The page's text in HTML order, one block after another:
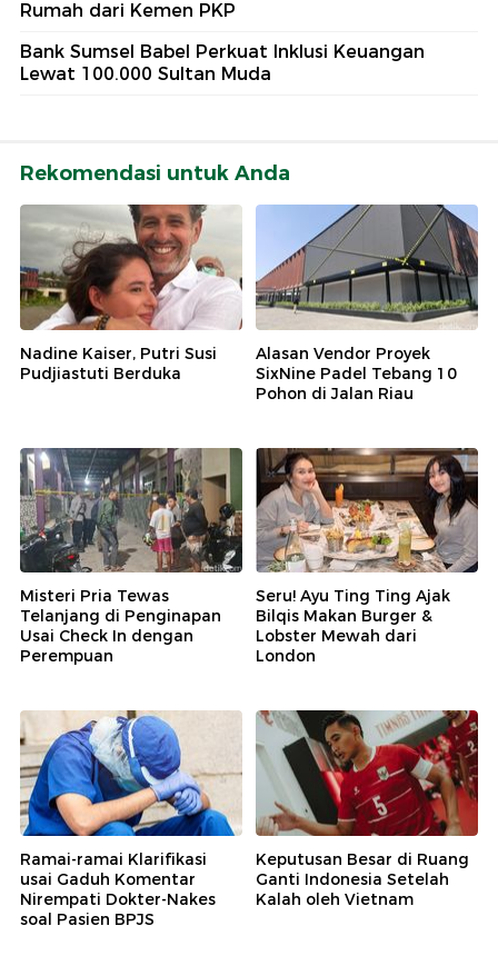
Rumah dari Kemen PKP
Bank Sumsel Babel Perkuat Inklusi Keuangan
Lewat 100.000 Sultan Muda
Rekomendasi untuk Anda
Nadine Kaiser, Putri Susi
Pudjiastuti Berduka
Alasan Vendor Proyek
SixNine Padel Tebang 10
Pohon di Jalan Riau
Misteri Pria Tewas
Telanjang di Penginapan
Usai Check In dengan
Perempuan
Seru! Ayu Ting Ting Ajak
Bilqis Makan Burger &
Lobster Mewah dari
London
Ramai-ramai Klarifikasi
usai Gaduh Komentar
Nirempati Dokter-Nakes
soal Pasien BPJS
Keputusan Besar di Ruang
Ganti Indonesia Setelah
Kalah oleh Vietnam